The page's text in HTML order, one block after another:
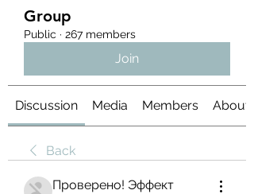
Group
Public · 267 members
Join
Discussion Media Members About
Back
Проверено! Эффект